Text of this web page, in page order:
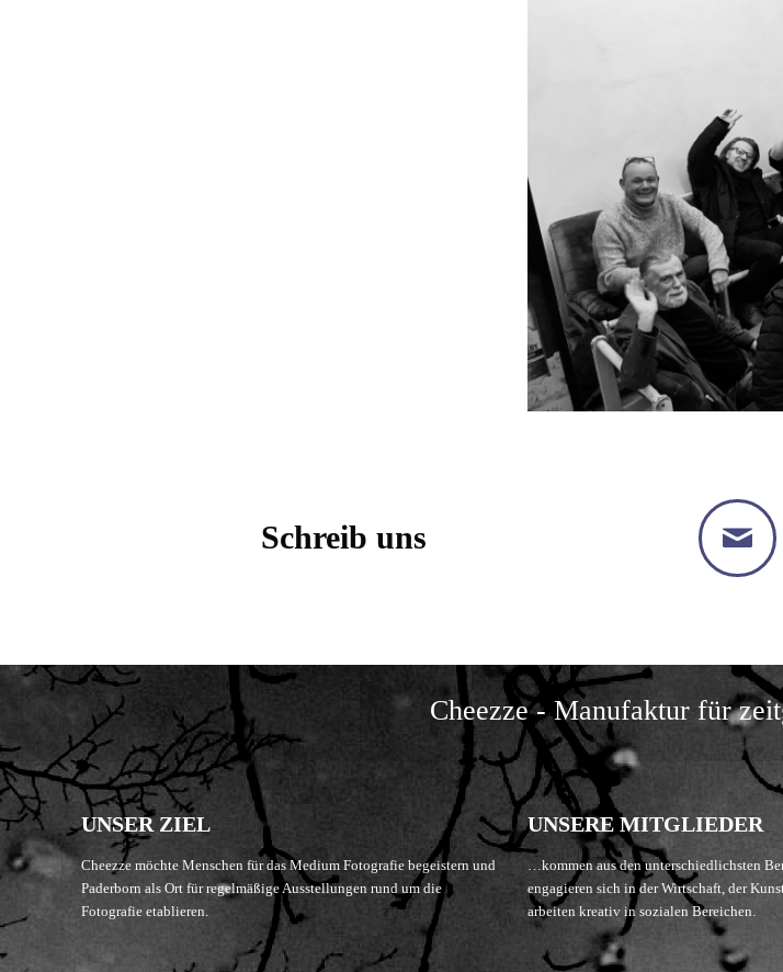
Schreib uns
Cheezze - Manufaktur für
UNSER ZIEL
Cheezze möchte Menschen für das Medium Fotografie begeistern und
Paderborn als Ort für regelmäßige Ausstellungen rund um die
Fotografie etablieren.
UNSERE MITGLIEDER
…kommen aus den unterschiedlichsten
engagieren sich in der Wirtschaft, der
arbeiten kreativ in sozialen Bereichen.